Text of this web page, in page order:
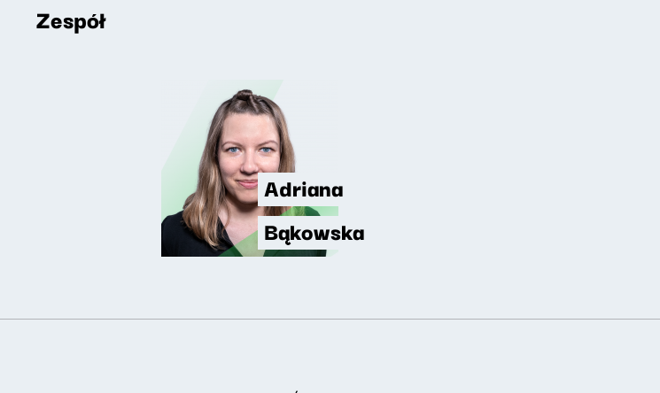
Zespół
Adriana
Bąkowska